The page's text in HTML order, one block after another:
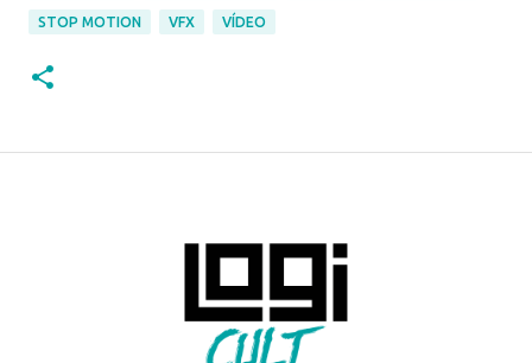
STOP MOTION VFX VÍDEO